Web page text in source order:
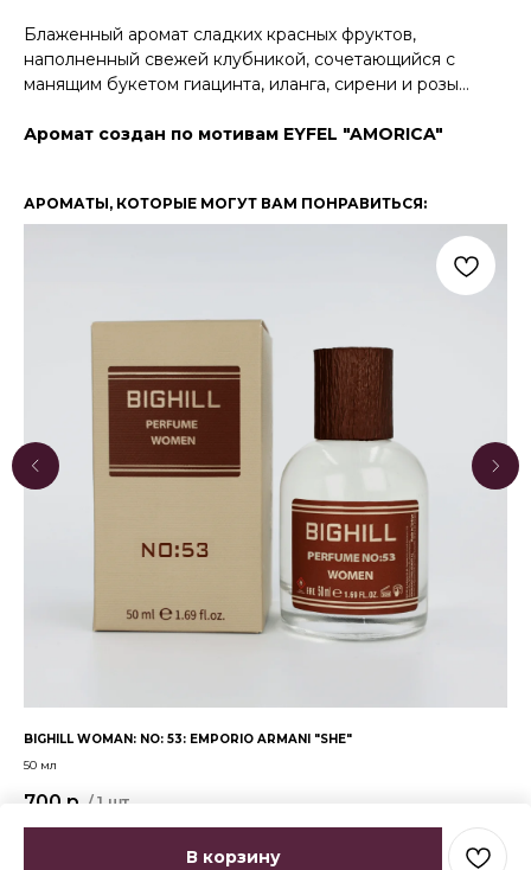
В корзину
Блаженный аромат сладких красных фруктов,
наполненный свежей клубникой, сочетающийся с
манящим букетом гиацинта, иланга, сирени и розы…
Аромат создан по мотивам EYFEL "AMORICA"
АРОМАТЫ, КОТОРЫЕ МОГУТ ВАМ ПОНРАВИТЬСЯ:
BIGHILL WOMAN: NO: 53: EMPORIO ARMANI "SHE"
50 мл
700 р. / 1 шт